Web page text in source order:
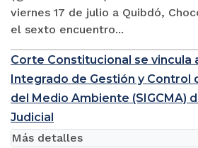
viernes 17 de julio a Quibdó,
el sexto encuentro...
Corte Constitucional se vincula
Integrado de Gestión y Control
del Medio Ambiente (SIGCMA)
Judicial
Más detalles